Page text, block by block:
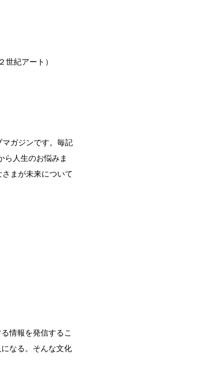
紀アート）
ガジンです。毎記
ら人生のお悩みま
まが未来について
情報を発信するこ
なる。そんな文化